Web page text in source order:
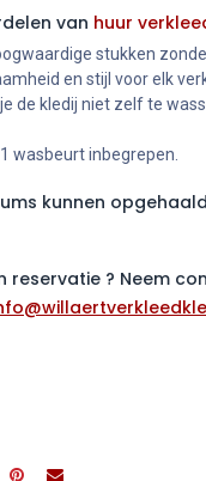
van huur
stukken
en stijl voor elk
de kledij niet zelf te
wasbeurt inbegrepen.
kunnen
reservatie ? Neem